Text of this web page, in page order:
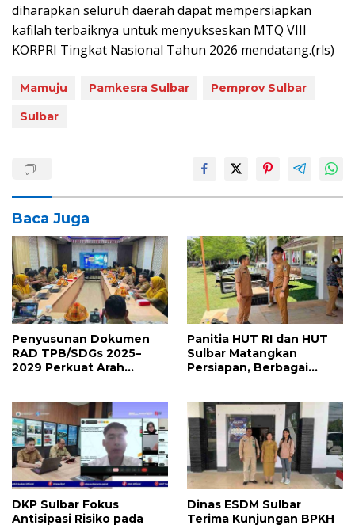
diharapkan seluruh daerah dapat mempersiapkan
kafilah terbaiknya untuk menyukseskan MTQ VIII
KORPRI Tingkat Nasional Tahun 2026 mendatang.(rls)
Mamuju Pamkesra Sulbar
Pemprov Sulbar
Sulbar
Baca Juga
Penyusunan Dokumen
RAD TPB/SDGs 2025–
2029 Perkuat Arah
Barat
Panitia HUT RI dan HUT
Sulbar Matangkan
Persiapan, Berbagai
Sulbar
DKP Sulbar Fokus
Antisipasi Risiko pada
Dinas ESDM Sulbar
Terima Kunjungan BPKH